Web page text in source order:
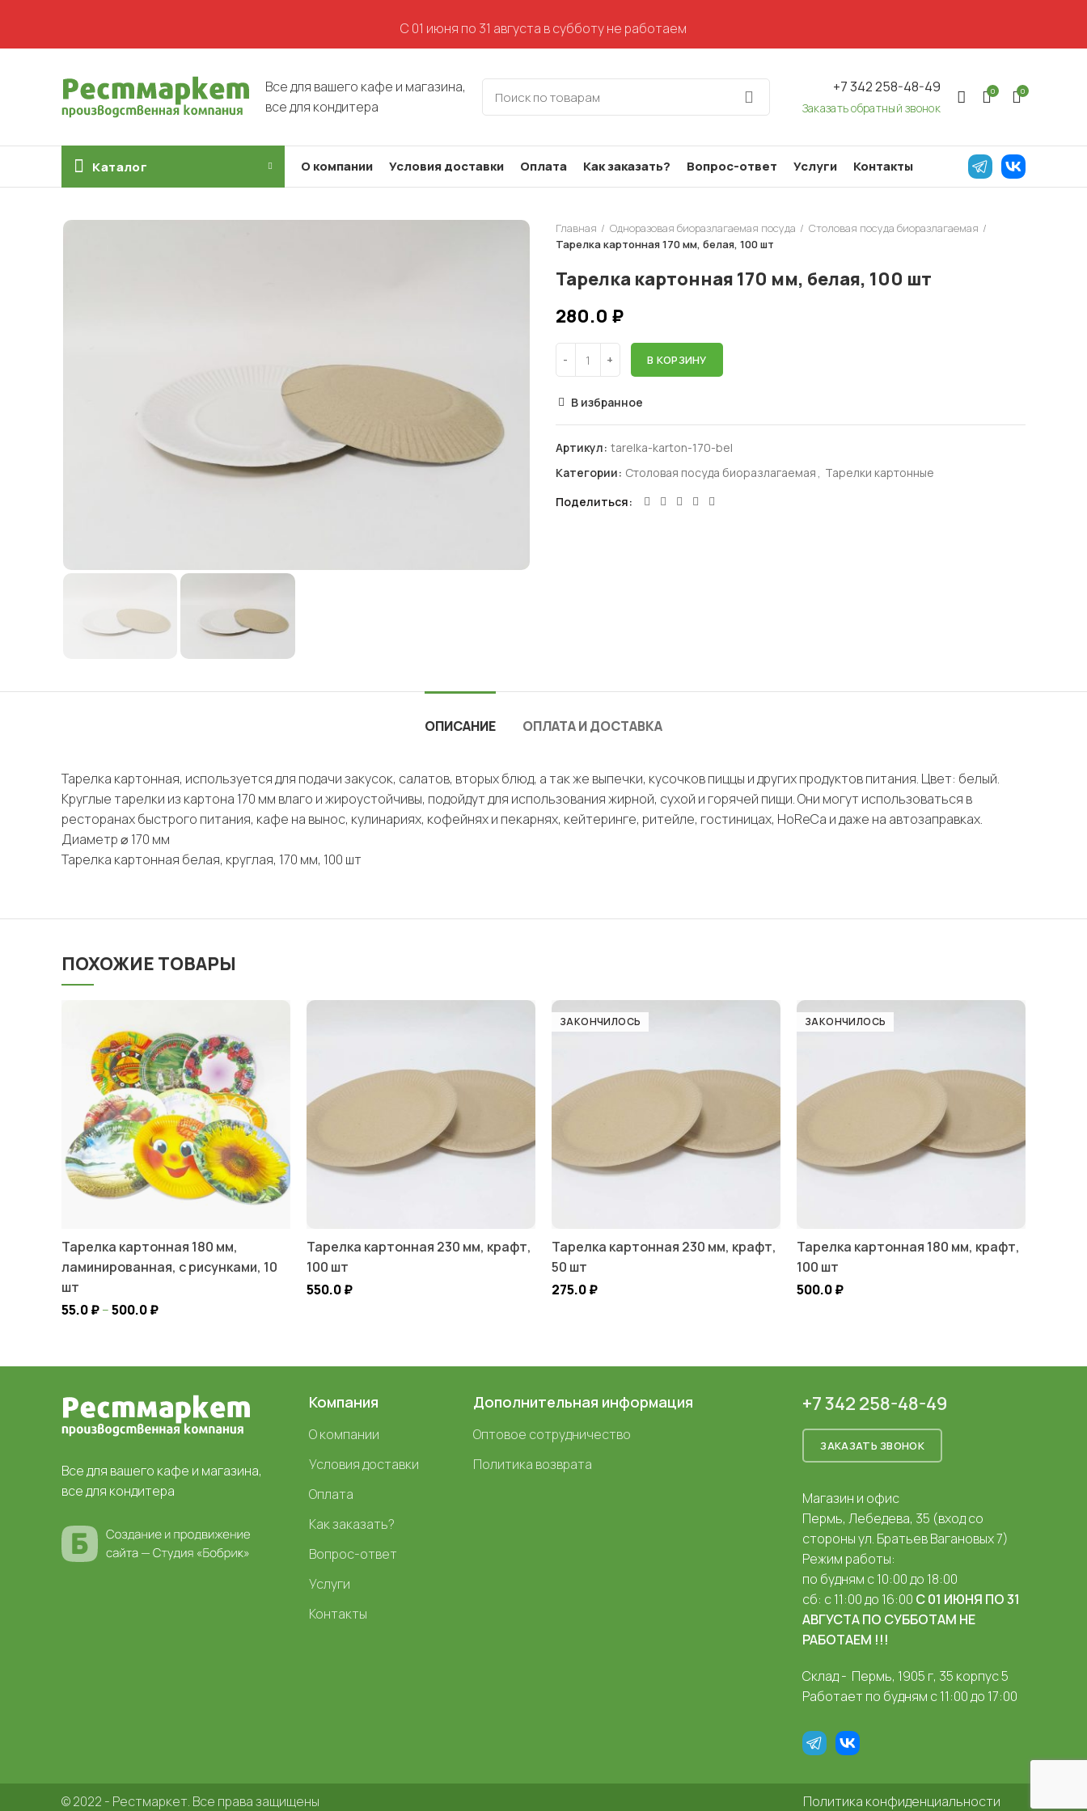
Все для вашего кафе и магазина,
все для кондитера
+7 342 258-48-49
Заказать обратный звонок
0 0
Каталог О компании Условия доставки Оплата Как заказать? Вопрос-ответ Услуги Контакты
Главная Одноразовая биоразлагаемая посуда
Столовая посуда биоразлагаемая
Тарелка картонная 170 мм, белая, 100 шт
Тарелка картонная 170 мм, белая, 100 шт
280.0 ₽
В КОРЗИНУ
В избранное
Артикул: tarelka-karton-170-bel
Категории: Столовая посуда биоразлагаемая , Тарелки картонные
Поделиться
ОПИСАНИЕ ОПЛАТА И ДОСТАВКА
Тарелка картонная, используется для подачи закусок, салатов, вторых блюд, а так же выпечки, кусочков пиццы и других продуктов питания. Цвет: белый.
Круглые тарелки из картона 170 мм влаго и жироустойчивы, подойдут для использования жирной, сухой и горячей пищи. Они могут использоваться в
ресторанах быстрого питания, кафе на вынос, кулинариях, кофейнях и пекарнях, кейтеринге, ритейле, гостиницах, HoReCa и даже на автозаправках.
Диаметр ⌀ 170 мм
Тарелка картонная белая, круглая, 170 мм, 100 шт
ПОХОЖИЕ ТОВАРЫ
Тарелка картонная 180 мм,
ламинированная, с рисунками, 10
шт
55.0₽–500.0₽
Тарелка картонная 230 мм, крафт,
100 шт
550.0₽
ЗАКОНЧИЛОСЬ
Тарелка картонная 230 мм, крафт,
50 шт
275.0₽
ЗАКОНЧИЛОСЬ
Тарелка картонная 180 мм, крафт,
100 шт
500.0₽
Все для вашего кафе и магазина,
все для кондитера
Компания
О компании
Условия доставки
Оплата
Как заказать?
Вопрос-ответ
Услуги
Контакты
Дополнительная информация
Оптовое сотрудничество
Политика возврата
+7 342 258-48-49
ЗАКАЗАТЬ ЗВОНОК
Магазин и офис
Пермь, Лебедева, 35 (вход со
стороны ул. Братьев Вагановых 7)
Режим работы:
по будням с 10:00 до 18:00
сб: с 11:00 до 16:00 С 01 ИЮНЯ ПО 31
АВГУСТА ПО СУББОТАМ НЕ
РАБОТАЕМ !!!
Склад - Пермь, 1905 г, 35 корпус 5
Работает по будням с 11:00 до 17:00
© 2022 - Рестмаркет. Все права защищены Политика конфиденциальности
С 01 июня по 31 августа в субботу не работаем